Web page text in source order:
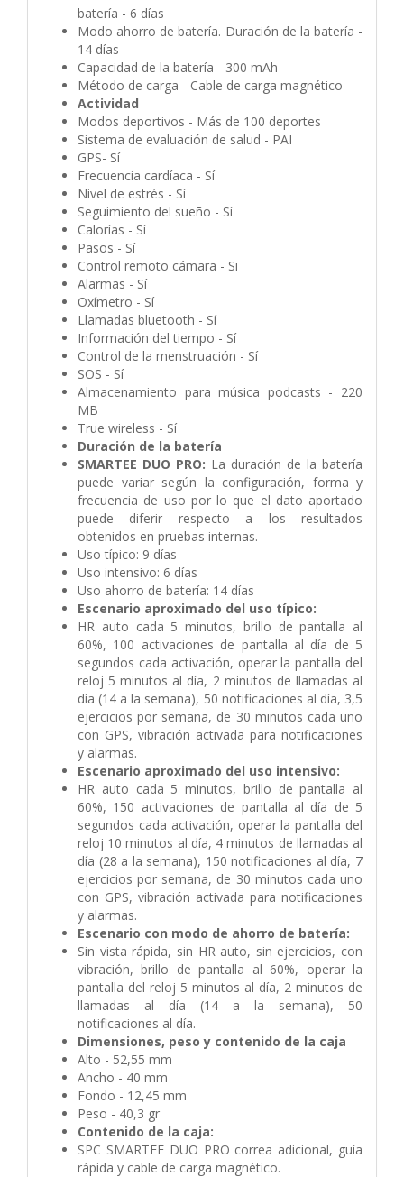
batería - 6 días
Modo ahorro de batería. Duración de la batería -
14 días
Capacidad de la batería - 300 mAh
Método de carga - Cable de carga magnético
Actividad
Modos deportivos - Más de 100 deportes
Sistema de evaluación de salud - PAI
GPS- Sí
Frecuencia cardíaca - Sí
Nivel de estrés - Sí
Seguimiento del sueño - Sí
Calorías - Sí
Pasos - Sí
Control remoto cámara - Si
Alarmas - Sí
Oxímetro - Sí
Llamadas bluetooth - Sí
Información del tiempo - Sí
Control de la menstruación - Sí
SOS - Sí
Almacenamiento para música podcasts - 220
MB
True wireless - Sí
Duración de la batería
SMARTEE DUO PRO: La duración de la batería
puede variar según la configuración, forma y
frecuencia de uso por lo que el dato aportado
puede diferir respecto a los resultados
obtenidos en pruebas internas.
Uso típico: 9 días
Uso intensivo: 6 días
Uso ahorro de batería: 14 días
Escenario aproximado del uso típico:
HR auto cada 5 minutos, brillo de pantalla al
60%, 100 activaciones de pantalla al día de 5
segundos cada activación, operar la pantalla del
reloj 5 minutos al día, 2 minutos de llamadas al
día (14 a la semana), 50 notificaciones al día, 3,5
ejercicios por semana, de 30 minutos cada uno
con GPS, vibración activada para notificaciones
y alarmas.
Escenario aproximado del uso intensivo:
HR auto cada 5 minutos, brillo de pantalla al
60%, 150 activaciones de pantalla al día de 5
segundos cada activación, operar la pantalla del
reloj 10 minutos al día, 4 minutos de llamadas al
día (28 a la semana), 150 notificaciones al día, 7
ejercicios por semana, de 30 minutos cada uno
con GPS, vibración activada para notificaciones
y alarmas.
Escenario con modo de ahorro de batería:
Sin vista rápida, sin HR auto, sin ejercicios, con
vibración, brillo de pantalla al 60%, operar la
pantalla del reloj 5 minutos al día, 2 minutos de
llamadas al día (14 a la semana), 50
notificaciones al día.
Dimensiones, peso y contenido de la caja
Alto - 52,55 mm
Ancho - 40 mm
Fondo - 12,45 mm
Peso - 40,3 gr
Contenido de la caja:
SPC SMARTEE DUO PRO correa adicional, guía
rápida y cable de carga magnético.